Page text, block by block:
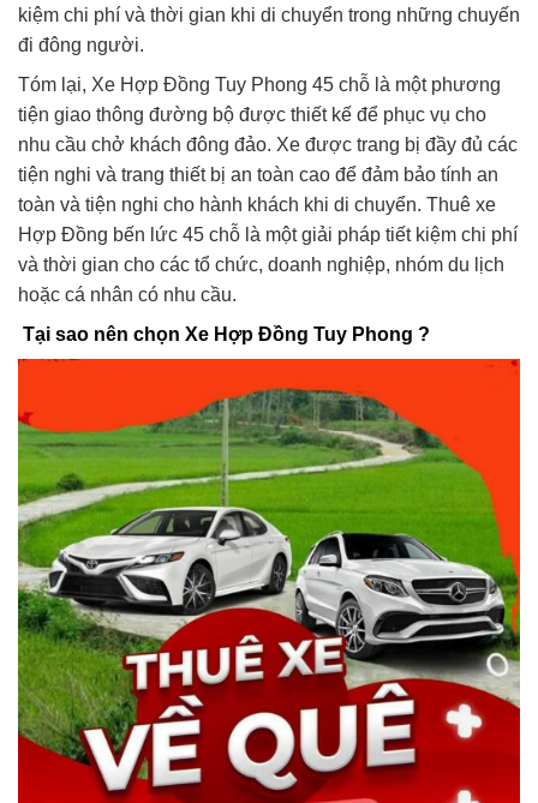
kiệm chi phí và thời gian khi di chuyển trong những chuyến
đi đông người.
Tóm lại, Xe Hợp Đồng Tuy Phong 45 chỗ là một phương
tiện giao thông đường bộ được thiết kế để phục vụ cho
nhu cầu chở khách đông đảo. Xe được trang bị đầy đủ các
tiện nghi và trang thiết bị an toàn cao để đảm bảo tính an
toàn và tiện nghi cho hành khách khi di chuyển. Thuê xe
Hợp Đồng bến lức 45 chỗ là một giải pháp tiết kiệm chi phí
và thời gian cho các tổ chức, doanh nghiệp, nhóm du lịch
hoặc cá nhân có nhu cầu.
Tại sao nên chọn Xe Hợp Đồng Tuy Phong ?